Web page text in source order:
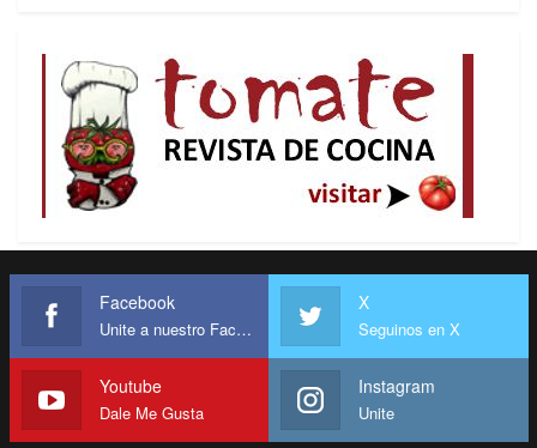
Facebook
Unite a nuestro Facebook
X
Seguinos en X
Youtube
Dale Me Gusta
Instagram
Unite